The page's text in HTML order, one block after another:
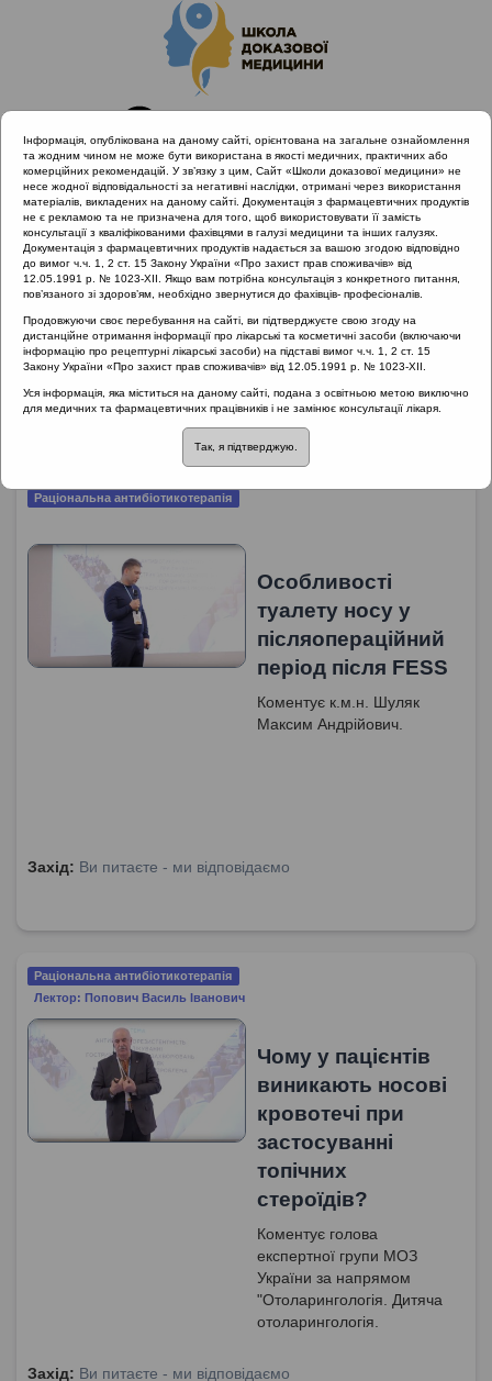
Головна
Проведені заходи :: Раціональна антибіотикотерапія
Проведені заходи::Раціональна
антибіотикотерапія
Рубрика:
Раціональна антибіотикотерапія
Раціональна антибіотикотерапія
Особливості
туалету носу у
післяопераційний
період після FESS
Коментує к.м.н. Шуляк
Максим Андрійович.
Захід: Ви питаєте - ми відповідаємо
Раціональна антибіотикотерапія
Лектор: Попович Василь Іванович
Чому у пацієнтів
виникають носові
кровотечі при
застосуванні
топічних
стероїдів?
Коментує голова
експертної групи МОЗ
України за напрямом
"Отоларингологія. Дитяча
отоларингологія.
Захід: Ви питаєте - ми відповідаємо
Інформація, опублікована на даному сайті, орієнтована на загальне ознайомлення
та жодним чином не може бути використана в якості медичних, практичних або
комерційних рекомендацій. У зв’язку з цим, Сайт «Школи доказової медицини» не
несе жодної відповідальності за негативні наслідки, отримані через використання
матеріалів, викладених на даному сайті. Документація з фармацевтичних продуктів
не є рекламою та не призначена для того, щоб використовувати її замість
консультації з кваліфікованими фахівцями в галузі медицини та інших галузях.
Документація з фармацевтичних продуктів надається за вашою згодою відповідно
до вимог ч.ч. 1, 2 ст. 15 Закону України «Про захист прав споживачів» від
12.05.1991 р. № 1023-XII. Якщо вам потрібна консультація з конкретного питання,
пов’язаного зі здоров’ям, необхідно звернутися до фахівців- професіоналів.
Продовжуючи своє перебування на сайті, ви підтверджуєте свою згоду на
дистанційне отримання інформації про лікарські та косметичні засоби (включаючи
інформацію про рецептурні лікарські засоби) на підставі вимог ч.ч. 1, 2 ст. 15
Закону України «Про захист прав споживачів» від 12.05.1991 р. № 1023-XII.
Уся інформація, яка міститься на даному сайті, подана з освітньою метою виключно
для медичних та фармацевтичних працівників і не замінює консультації лікаря.
Так, я підтверджую.